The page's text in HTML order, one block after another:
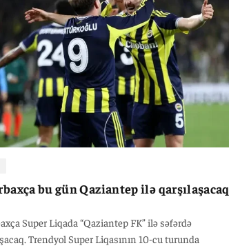
bu gün Qaziantep ilə qarşılaşacaq
Super Liqada “Qaziantep FK” ilə səfərdə
Trendyol Super Liqasının 10-cu turunda